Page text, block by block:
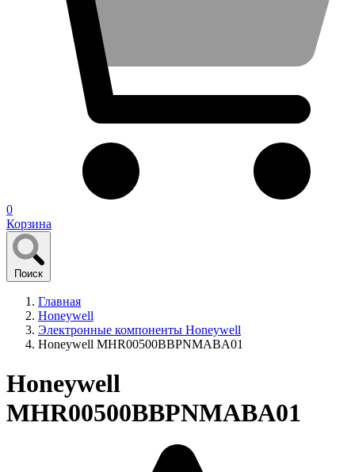
0
Корзина
Поиск
Главная
Honeywell
Электронные компоненты Honeywell
Honeywell MHR00500BBPNMABA01
Honeywell
MHR00500BBPNMABA01